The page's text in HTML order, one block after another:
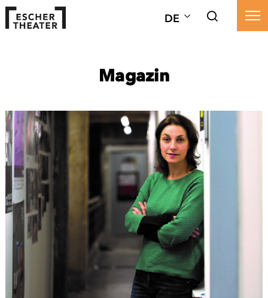
DE
Magazin